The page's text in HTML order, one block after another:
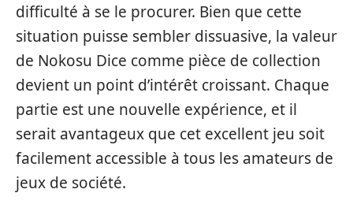
difficulté à se le procurer. Bien que cette
situation puisse sembler dissuasive, la valeur
de Nokosu Dice comme pièce de collection
devient un point d’intérêt croissant. Chaque
partie est une nouvelle expérience, et il
serait avantageux que cet excellent jeu soit
facilement accessible à tous les amateurs de
jeux de société.